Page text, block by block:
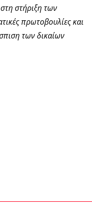
στήριξη των
πρωτοβουλίες και
των δικαίων